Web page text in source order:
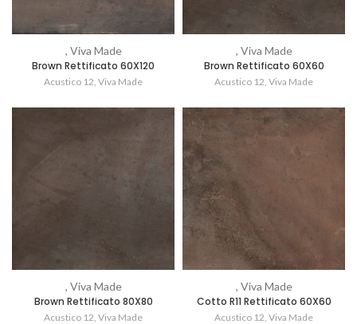
, Viva Made
Brown Rettificato 60X120
Acustico 12, Viva Made
, Viva Made
Brown Rettificato 60X60
Acustico 12, Viva Made
, Viva Made
Brown Rettificato 80X80
Acustico 12, Viva Made
, Viva Made
Cotto R11 Rettificato 60X60
Acustico 12, Viva Made